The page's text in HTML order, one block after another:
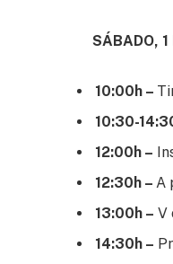
SÁBADO, 1
10:00h –
10:30-
12:00h –
12:30h – A
13:00h – V
14:30h –